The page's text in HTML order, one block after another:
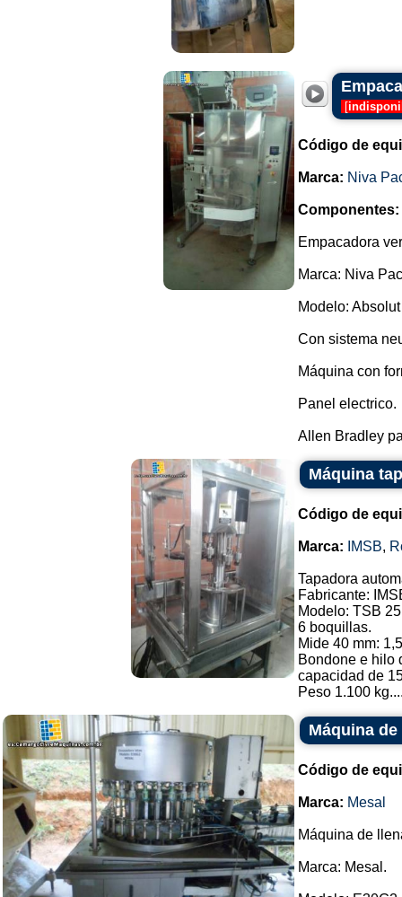
[
Código de
Marca: Niva
Componentes:
Empacadora
Marca: Niva
Modelo:
Con sistema
Máquina con
Panel electrico.
Allen Bradley
Máquina
Código de
Marca: IMSB,
Tapadora
Fabricante:
Modelo: TSB
6 boquillas.
Mide 40 mm:
Bondone e hilo
capacidad de
Peso 1.100
Máquina
Código de
Marca: Mesal
Máquina de
Marca: Mesal.